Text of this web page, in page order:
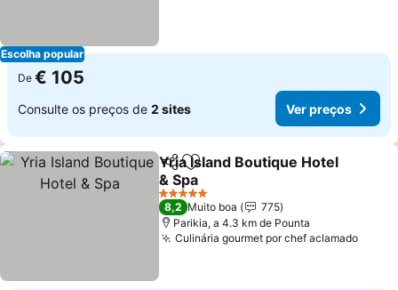
Escolha popular
De € 105
Consulte os preços de 2 sites Ver preços
PartilharAdicionar aos favoritos
Yria Island Boutique Hotel
& Spa
Ver preços
5 Estrelas
8,2 Muito boa
775
Parikia, a 4.3 km de Pounta
Culinária gourmet por chef aclamadoVer